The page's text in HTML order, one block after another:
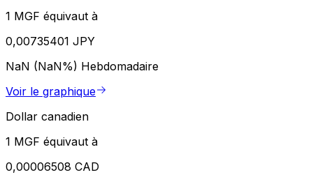
1 MGF équivaut à
0,00735401 JPY
NaN (NaN%) Hebdomadaire
Voir le graphique
Dollar canadien
1 MGF équivaut à
0,00006508 CAD